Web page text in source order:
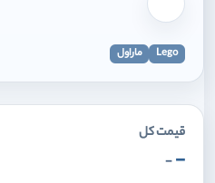
برای افزودن وارد شوید
Lego ماراول
قیمت کل
-
-